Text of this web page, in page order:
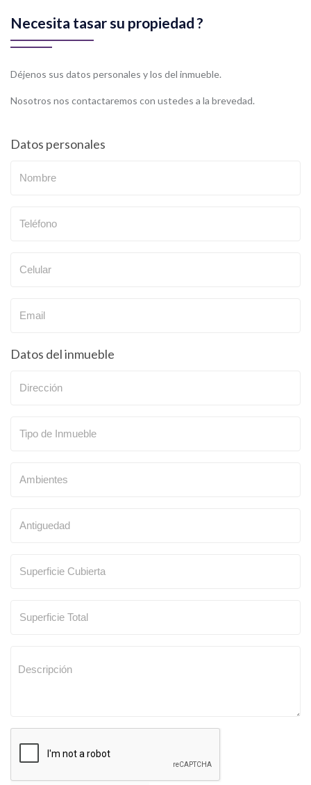
Necesita tasar su propiedad ?
Déjenos sus datos personales y los del inmueble.
Nosotros nos contactaremos con ustedes a la brevedad.
Datos personales
Datos del inmueble